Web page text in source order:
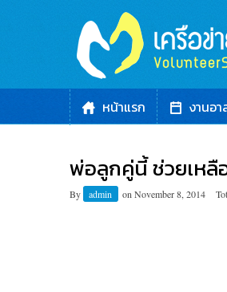
หน้าแรก งานอ
พ่อลูกคู่นี้ ช่วยเหลื
By admin on November 8, 2014